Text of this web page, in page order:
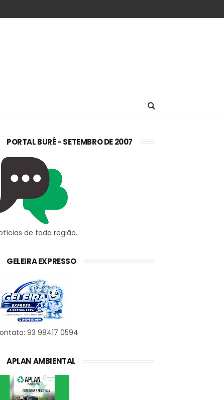
PORTAL BURÉ - SETEMBRO DE 2007
de toda região.
GELEIRA EXPRESSO
93 98417 0594
APLAN AMBIENTAL